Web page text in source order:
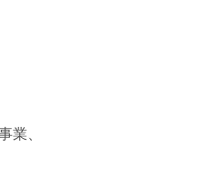
業、